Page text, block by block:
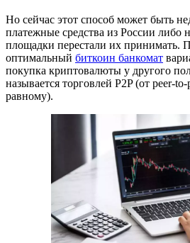
Но сейчас этот способ может быть
платежные средства из России либо
площадки перестали их принимать.
оптимальный биткоин банкомат
покупка криптовалюты у другого
называется торговлей P2P (от peer-
равному).